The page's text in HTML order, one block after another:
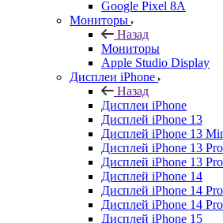
Google Pixel 8A
Мониторы
Назад
Мониторы
Apple Studio Display
Дисплеи iPhone
Назад
Дисплеи iPhone
Дисплей iPhone 13
Дисплей iPhone 13
Дисплей iPhone 13 Pro
Дисплей iPhone 13
Дисплей iPhone 14
Дисплей iPhone 14
Дисплей iPhone 14 Pro
Дисплей iPhone 15